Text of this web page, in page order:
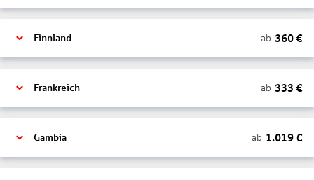
Finnland ab 360€
Frankreich ab 333 €
Gambia ab 1.019€